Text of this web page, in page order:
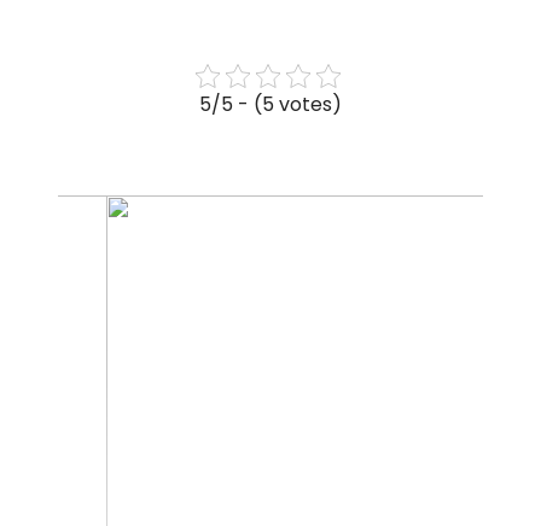
5/5 - (5 votes)